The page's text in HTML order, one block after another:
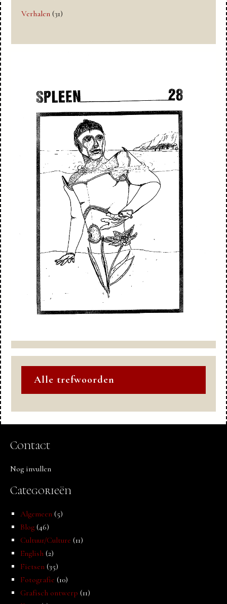
Verhalen (31)
Alle trefwoorden
Contact
Nog invullen
Categorieën
Algemeen (5)
Blog (46)
Cultuur/Culture (11)
English (2)
Fietsen (35)
Fotografie (10)
Grafisch ontwerp (11)